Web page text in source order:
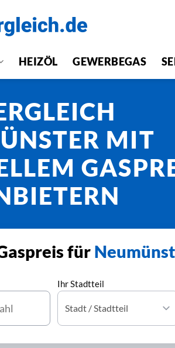
HEIZÖL GEWERBEGAS
MIT
für
Ihr Stadtteil